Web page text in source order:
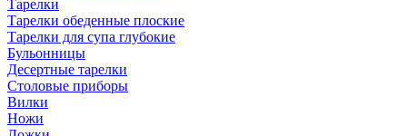
Тарелки
Тарелки обеденные плоские
Тарелки для супа глубокие
Бульонницы
Десертные тарелки
Столовые приборы
Вилки
Ножи